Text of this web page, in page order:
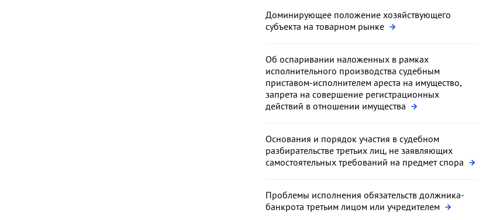
Доминирующее положение хозяйствующего
субъекта на товарном рынке
Об оспаривании наложенных в рамках
исполнительного производства судебным
приставом-исполнителем ареста на имущество,
запрета на совершение регистрационных
действий в отношении имущества
Основания и порядок участия в судебном
разбирательстве третьих лиц, не заявляющих
самостоятельных требований на предмет спора
Проблемы исполнения обязательств должника-
банкрота третьим лицом или учредителем